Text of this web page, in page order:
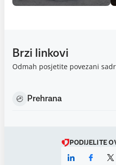
Brzi linkovi
Odmah posjetite povezani
Prehrana
PODIJELITE